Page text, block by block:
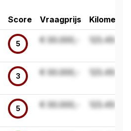
Score Vraagprijs
5 € 00.000,- 123.456 km
3 € 00.000,- 123.456 km
5 € 00.000,- 123.456 km